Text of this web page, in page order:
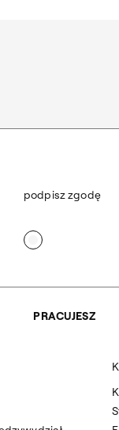
podpisz zgodę
PRACUJESZ